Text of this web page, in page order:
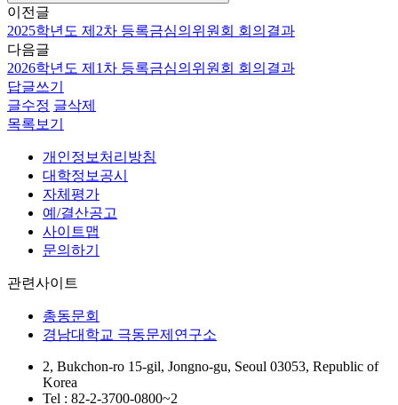
이전글
2025학년도 제2차 등록금심의위원회 회의결과
다음글
2026학년도 제1차 등록금심의위원회 회의결과
답글쓰기
글수정 글삭제
목록보기
개인정보처리방침
대학정보공시
자체평가
예/결산공고
사이트맵
문의하기
관련사이트
총동문회
경남대학교 극동문제연구소
2, Bukchon-ro 15-gil, Jongno-gu, Seoul 03053, Republic of
Korea
Tel : 82-2-3700-0800~2